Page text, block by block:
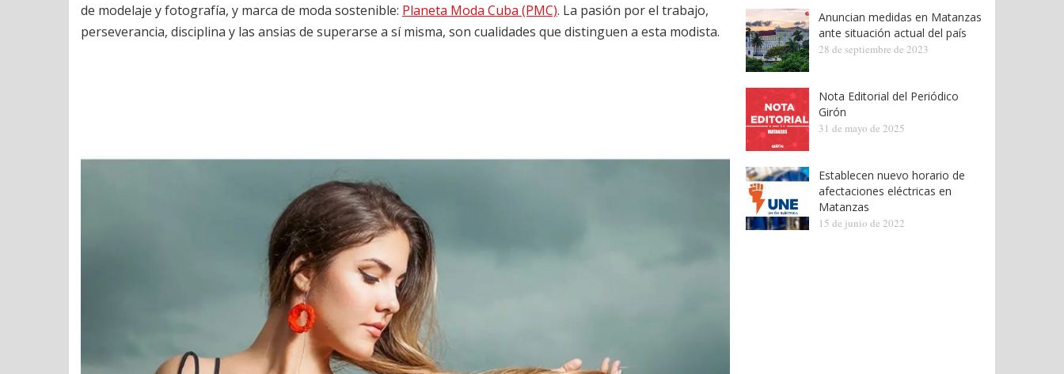
de modelaje y fotografía, y marca de moda sostenible: Planeta Moda Cuba (PMC). La pasión por el trabajo,
perseverancia, disciplina y las ansias de superarse a sí misma, son cualidades que distinguen a esta modista.
Anuncian medidas en Matanzas
ante situación actual del país
28 de septiembre de 2023
Nota Editorial del Periódico
Girón
31 de mayo de 2025
Establecen nuevo horario de
afectaciones eléctricas en
Matanzas
15 de junio de 2022